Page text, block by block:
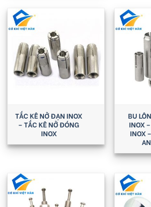
TẮC KÊ NỞ ĐẠN INOX
– TẮC KÊ NỞ ĐÓNG
INOX
BU
INOX
INOX